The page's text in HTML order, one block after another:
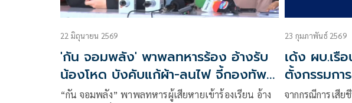
22 มิถุนายน 2569
'กัน จอมพลัง' พาพลทหารร้อง อ้างรับ
น้องโหด บังคับแก้ผ้า-ลนไฟ จี้กองทัพ
เรือตรวจสอบ
“กัน จอมพลัง” พาพลทหารผู้เสียหายเข้าร้องเรียน อ้าง
23 กุมภาพันธ์ 2569
เด้ง ผบ.เรื
ตั้งกรรมกา
ดับปริศนา
จากกรณีการเสีย